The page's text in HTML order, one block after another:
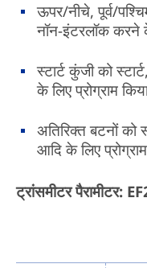
ऊपर/नीचे, पूर्व/
नॉन-इंटरलॉक करने
स्टार्ट कुंजी को
के लिए प्रोग्राम
अतिरिक्त बटनों को
आदि के लिए
ट्रांसमीटर पैरामीटर: